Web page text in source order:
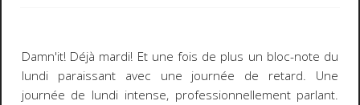
Damn'it! Déjà mardi! Et une fois de plus un bloc-note du
lundi paraissant avec une journée de retard. Une
journée de lundi intense, professionnellement parlant.